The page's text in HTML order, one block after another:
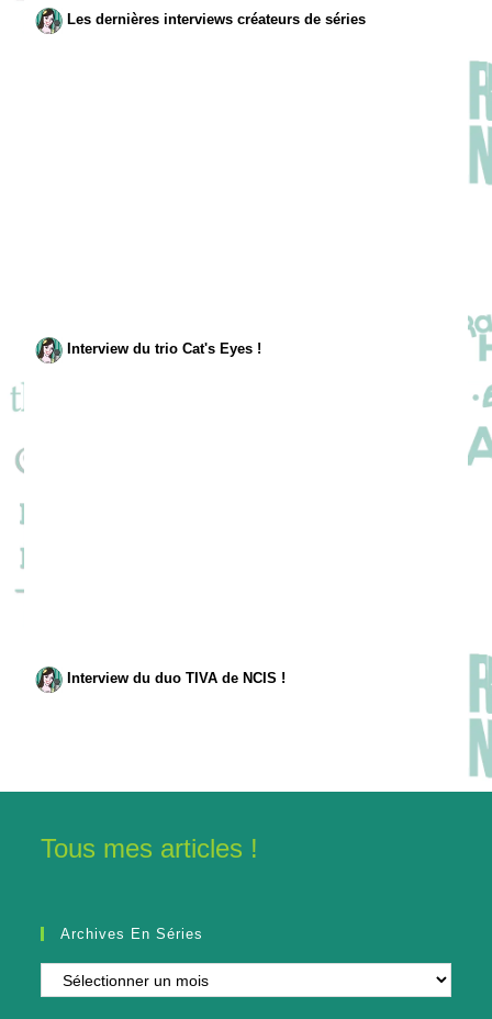
Les dernières interviews créateurs de séries
Interview du trio Cat's Eyes !
Interview du duo TIVA de NCIS !
Tous mes articles !
Archives En Séries
Archives
en